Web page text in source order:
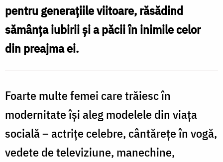
pentru generațiile viitoare, răsădind
sămânța iubirii și a păcii în inimile celor
din preajma ei.
Foarte multe femei care trăiesc în
modernitate îşi aleg modelele din viaţa
socială – actriţe celebre, cântăreţe în vogă,
vedete de televiziune, manechine,